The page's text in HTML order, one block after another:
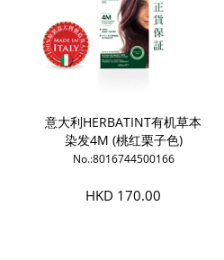
意大利HERBATINT有机草本
染发4M (桃红栗子色)
No.:8016744500166
HKD 170.00